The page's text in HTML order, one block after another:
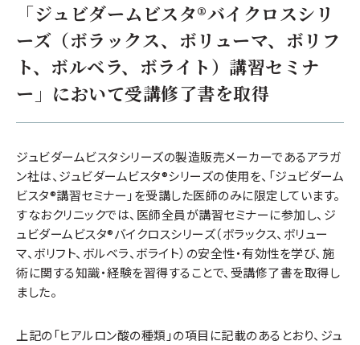
高い持ち上げ力でリフトアップ治療が可能
高い弾性･凝縮性で、
ボリュームアップに最適
独自技術で 治療効果が長続き
（メーカーテストでは、約7割の患者様が施術2年
ジュビダームビスタ ボリューマの適応部位
たるみのリフトアップ、頬・こめかみのボリューム
アップ
「ジュビダームビスタ®バイクロスシリ
ーズ （ボラックス、ボリューマ、ボリフ
ト、ボルベラ、ボライト） 講習セミナ
ー」において受講修了書を取得
ジュビダームビスタシリーズの製造販売メーカーであるアラガ
ン社は、ジュビダームビスタ®シリーズの使用を、「ジュビダーム
ビスタ®講習セミナー」を受講した医師のみに限定しています。
すなおクリニックでは、医師全員が講習セミナーに参加し、ジ
ュビダームビスタ®バイクロスシリーズ（ボラックス、ボリュー
マ、ボリフト、ボルベラ、ボライト）の安全性・有効性を学び、施
術に関する知識・経験を習得することで、受講修了書を取得し
ました。
上記の「ヒアルロン酸の種類」の項目に記載のあるとおり、ジュ